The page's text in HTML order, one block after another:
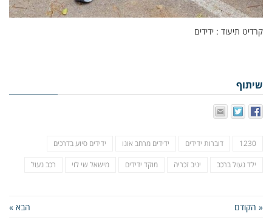
קרדיט תיעוד : ידידים
שיתוף
1230 דוברות ידידים ידידים מרחב אונו ידידים סיוע בדרכים
ילד נעול ברכב יניב זכריה מוקד ידידים מישאל שי לוי רכב נעול
« הקודם הבא »